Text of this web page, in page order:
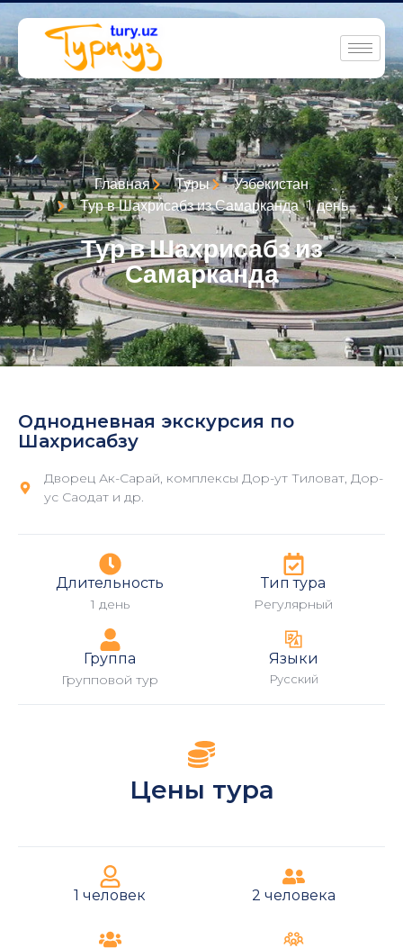
Главная Туры
Узбекистан
Тур в Шахрисабз из Самарканда: 1 день
Тур в Шахрисабз из
Самарканда
Однодневная экскурсия по
Шахрисабзу
Дворец Ак-Сарай, комплексы Дор-ут Тиловат, Дор-
ус Саодат и др.
Длительность
1 день
Тип тура
Регулярный
Группа
Групповой тур
Языки
Русский
Цены тура
1 человек 2 человека